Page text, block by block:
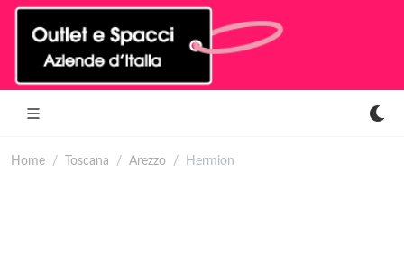
Home Toscana Arezzo Hermion